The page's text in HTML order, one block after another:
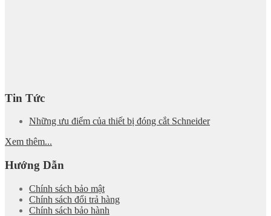
Tin Tức
Những ưu điểm của thiết bị đóng cắt Schneider
Xem thêm...
Hướng Dẫn
Chính sách bảo mật
Chính sách đổi trả hàng
Chính sách bảo hành